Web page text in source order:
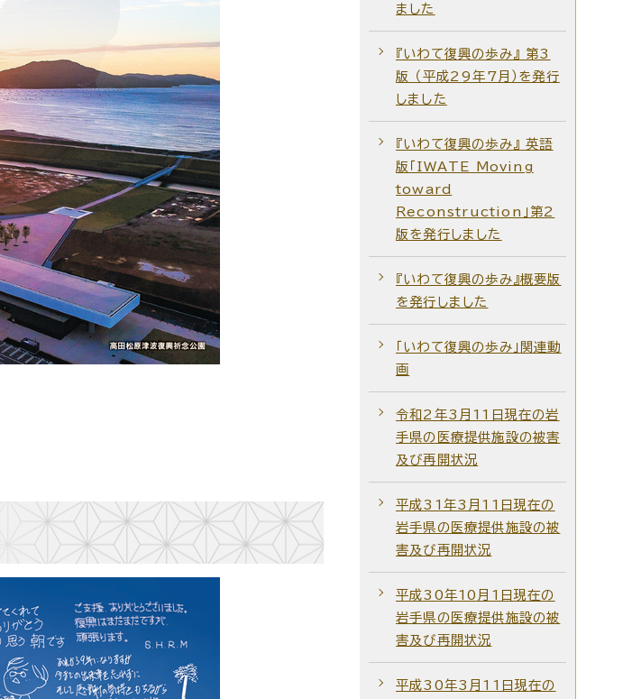
ました
『いわて復興の歩み』 第3
版 （平成29年7月）を発行
しました
『いわて復興の歩み』 英語
版「IWATE Moving
toward
Reconstruction」第2
版を発行しました
『いわて復興の歩み』概要版
を発行しました
「いわて復興の歩み」関連動
画
令和2年3月11日現在の岩
手県の医療提供施設の被害
及び再開状況
平成31年3月11日現在の
岩手県の医療提供施設の被
害及び再開状況
平成30年10月1日現在の
岩手県の医療提供施設の被
害及び再開状況
平成30年3月11日現在の